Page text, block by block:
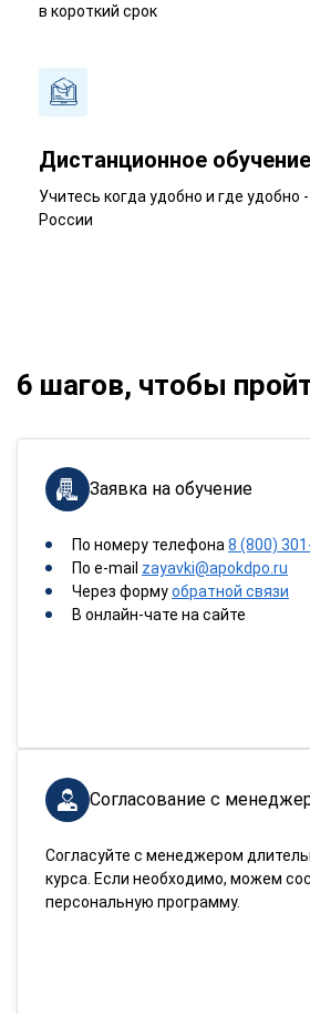
в короткий срок
Дистанционное обучение
Учитесь когда удобно и где удобно
России
6 шагов, чтобы
Заявка на обучение
По номеру телефона 8 (800)
По e-mail zayavki@apokdpo.ru
Через формуобратной связи
В онлайн-чате на сайте
Согласование с
Согласуйте с менеджером
курса. Если необходимо, можем
персональную программу.